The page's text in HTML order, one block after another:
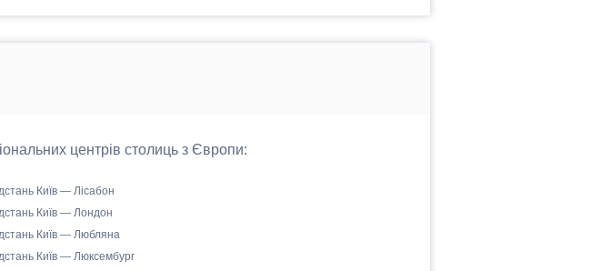
центрів столиць з Європи:
Київ — Лісабон
Київ — Лондон
Київ — Любляна
Київ — Люксембург